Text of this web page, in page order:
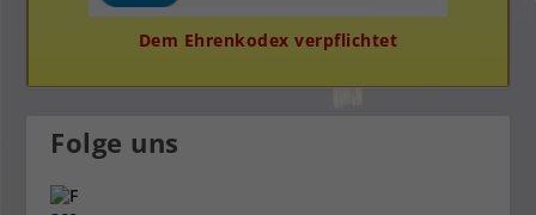
Dem Ehrenkodex verpflichtet
Folge uns